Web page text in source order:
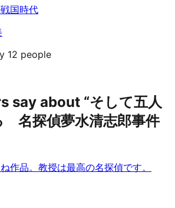
国時代
12 people
say about “そして五人
名探偵夢水清志郎事件
作品。教授は最高の名探偵です。